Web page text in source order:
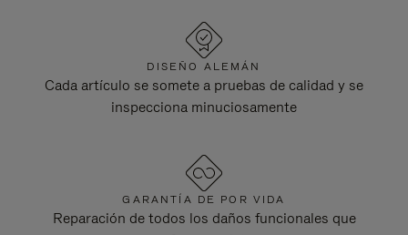
DISEÑO ALEMÁN
Cada artículo se somete a pruebas de calidad y se
inspecciona minuciosamente
GARANTÍA DE POR VIDA
Reparación de todos los daños funcionales que